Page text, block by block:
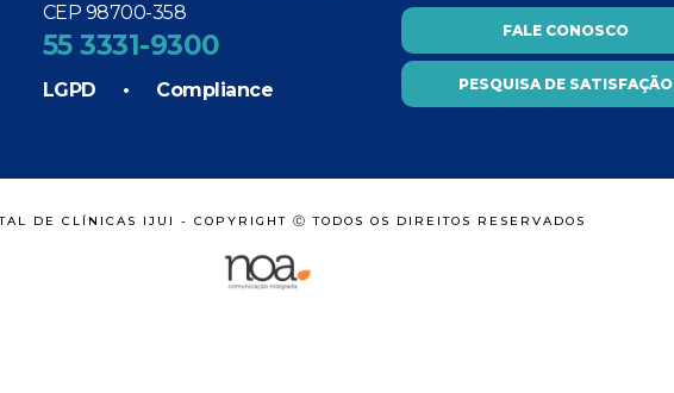
CEP 98700-358
55 3331-9300
LGPD • Compliance
FALE CONOSCO
PESQUISA DE SATISFAÇÃO
DE CLÍNICAS IJUI - COPYRIGHT Ⓒ TODOS OS DIREITOS RESERVADOS